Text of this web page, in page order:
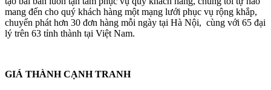
mang đến cho quý khách hàng một mạng lưới phục vụ rộng khắp,
chuyển phát hơn 30 đơn hàng mỗi ngày tại Hà Nội, cùng với 65 đại
lý trên 63 tỉnh thành tại Việt Nam.
GIÁ THÀNH CẠNH TRANH